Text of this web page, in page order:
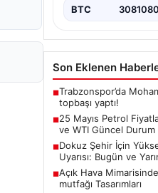
BTC 3081080
Son Eklenen
■Trabzonspor’da
topbaşı yaptı!
■25 Mayıs Petrol
ve WTI Güncel Durum
■Dokuz Şehir İçin
Uyarısı: Bugün ve
■Açık Hava
mutfağı Tasarımları